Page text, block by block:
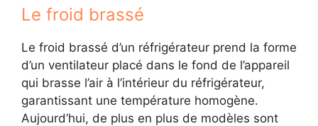
Le froid brassé
Le froid brassé d’un réfrigérateur prend la forme
d’un ventilateur placé dans le fond de l’appareil
qui brasse l’air à l’intérieur du réfrigérateur,
garantissant une température homogène.
Aujourd’hui, de plus en plus de modèles sont